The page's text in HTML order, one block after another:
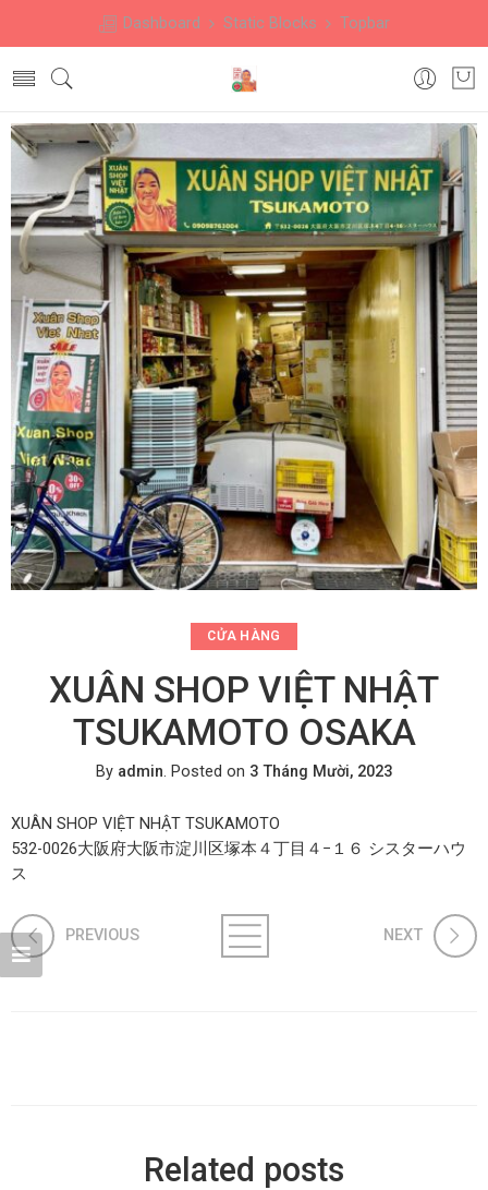
Dashboard Static Blocks Topbar
CỬA HÀNG
XUÂN SHOP VIỆT NHẬT
TSUKAMOTO OSAKA
By admin. Posted on 3 Tháng Mười, 2023
XUÂN SHOP VIỆT NHẬT TSUKAMOTO
532-0026大阪府大阪市淀川区塚本４丁目４−１６ シスターハウ
ス
PREVIOUS NEXT
Related posts